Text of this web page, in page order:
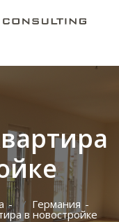
Германия
в новостройке